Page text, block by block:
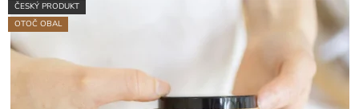
ČESKÝ PRODUKT
OTOČ OBAL